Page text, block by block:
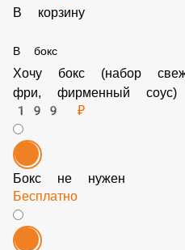
Маринованные огурцы
Сыр чеддер
45 ₽
В корзину
Жареный лук
20 ₽
В корзину
В бокс